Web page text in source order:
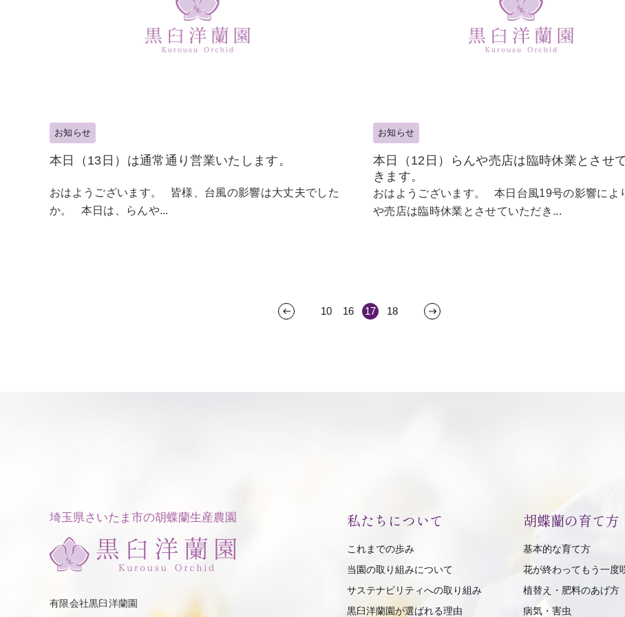
お知らせ
本日（13日）は通常通り営業いたします。
おはようございます。 皆様、台風の影響は大丈夫でした
か。 本日は、らんや...
お知らせ
本日（12日）らんや売店は臨時休業とさせ
きます。
おはようございます。 本日台風19号の影響によ
や売店は臨時休業とさせていただき...
10 16 17 18
埼玉県さいたま市の胡蝶蘭生産農園
有限会社黒臼洋蘭園
私たちについて
これまでの歩み
当園の取り組みについて
サステナビリティへの取り組み
黒臼洋蘭園が選ばれる理由
胡蝶蘭の育て方
基本的な育て方
花が終わってもう一度
植替え・肥料のあげ方
病気・害虫